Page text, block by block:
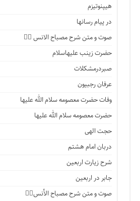
هیپنوتیزم
در پیام رسانها
صوت و متن شرح مصباح الانس ۵️⃣
حضرت زینب علیهاسلام
صبردرمشکلات
عرفان رجبیون
وفات حضرت معصومه سلام الله علیها
حضرت معصومه سلام الله علیها
حجت الهی
دربان امام هشتم
شرح زیارت اربعین
جابر در اربعین
صوت و متن شرح مصباح الأنس۴️⃣